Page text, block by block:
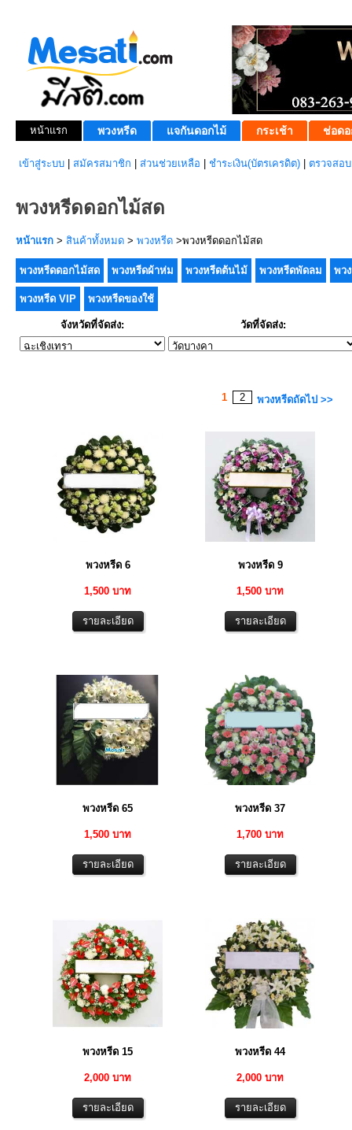
หน้าแรก พวงหรีด แจกันดอกไม้ กระเช้า ช่อดอ
เข้าสู่ระบบ สมัครสมาชิก ส่วนช่วยเหลือ ชำระเงิน(บัตรเครดิต) ตรวจสอ
พวงหรีดดอกไม้สด
หน้าแรก > สินค้าทั้งหมด > พวงหรีด >พวงหรีดดอกไม้สด
พวงหรีดดอกไม้สด พวงหรีดผ้าห่ม พวงหรีดต้นไม้ พวงหรีดพัดลม พว
พวงหรีด VIP พวงหรีดของใช้
จังหวัดที่จัดส่ง: วัดที่จัดส่ง:
1 2 พวงหรีดถัดไป >>
พวงหรีด 6
1,500 บาท
พวงหรีด 9
1,500 บาท
พวงหรีด 65
1,500 บาท
พวงหรีด 37
1,700 บาท
พวงหรีด 15
2,000 บาท
พวงหรีด 44
2,000 บาท